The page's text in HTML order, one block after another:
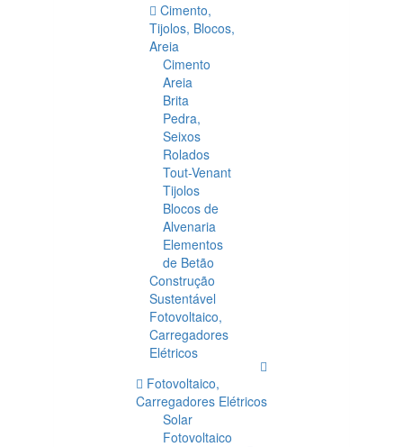
Cimento,
Tijolos, Blocos,
Areia
Cimento
Areia
Brita
Pedra,
Seixos
Rolados
Tout-Venant
Tijolos
Blocos de
Alvenaria
Elementos
de Betão
Construção
Sustentável
Fotovoltaico,
Carregadores
Elétricos
Fotovoltaico,
Carregadores Elétricos
Solar
Fotovoltaico